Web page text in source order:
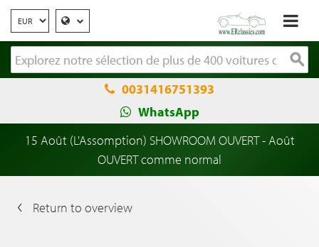
0031416751393
WhatsApp
15 Août (L'Assomption) SHOWROOM OUVERT - Août
OUVERT comme normal
Return to overview